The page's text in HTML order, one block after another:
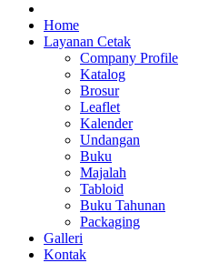
Jasa Cetak Online DMG Printing
Home
Layanan Cetak
Company Profile
Katalog
Brosur
Leaflet
Kalender
Undangan
Buku
Majalah
Tabloid
Buku Tahunan
Packaging
Galleri
Kontak